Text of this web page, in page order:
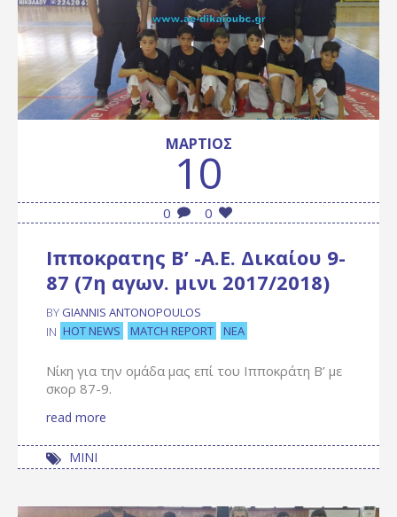
ΜΆΡΤΙΟΣ
10
0 0
Ιπποκρατης Β’ -Α.Ε. Δικαίου 9-
87 (7η αγων. μινι 2017/2018)
BY GIANNIS ANTONOPOULOS
IN HOT NEWS MATCH REPORT ΝΈΑ
Νίκη για την ομάδα μας επί του Ιπποκράτη Β’ με
σκορ 87-9.
read more
ΜΙΝΙ